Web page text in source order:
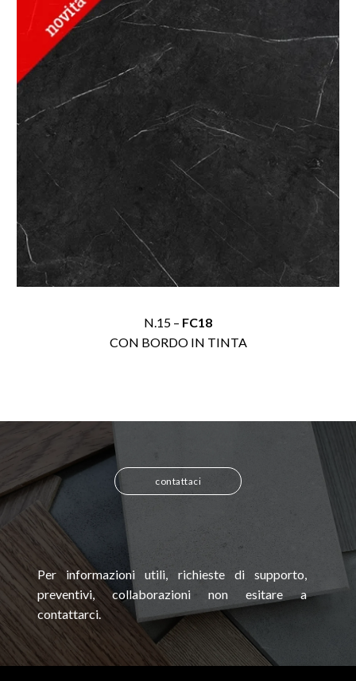
N.15 – FC18
CON BORDO IN TINTA
contattaci
Per informazioni utili, richieste di supporto,
preventivi, collaborazioni non esitare a
contattarci.